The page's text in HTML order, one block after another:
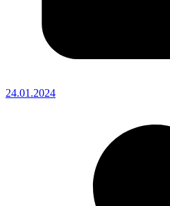
24.01.2024